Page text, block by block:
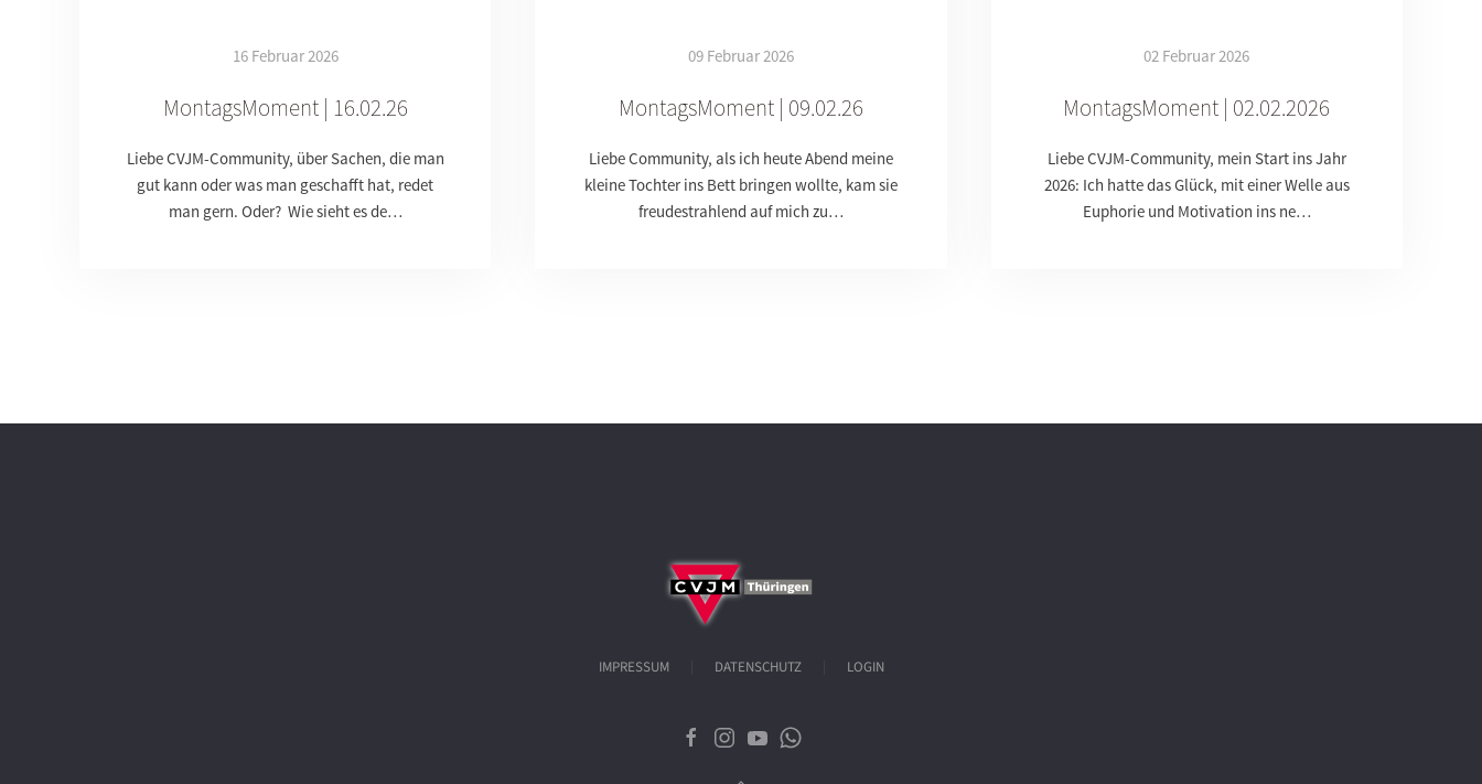
16 Februar 2026
MontagsMoment | 16.02.26
Liebe CVJM-Community, über Sachen, die man
gut kann oder was man geschafft hat, redet
man gern. Oder? Wie sieht es de…
09 Februar 2026
MontagsMoment | 09.02.26
Liebe Community, als ich heute Abend meine
kleine Tochter ins Bett bringen wollte, kam sie
freudestrahlend auf mich zu…
02 Februar 2026
MontagsMoment | 02.02.2026
Liebe CVJM-Community, mein Start ins Jahr
2026: Ich hatte das Glück, mit einer Welle aus
Euphorie und Motivation ins ne…
IMPRESSUM DATENSCHUTZ LOGIN